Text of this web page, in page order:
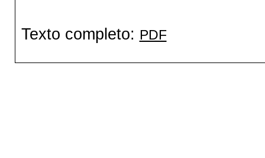
Texto completo: PDF